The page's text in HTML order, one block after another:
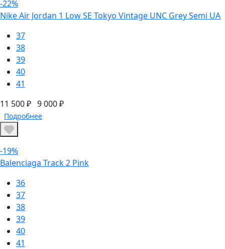
-22%
Nike Air Jordan 1 Low SE Tokyo Vintage UNC Grey Semi UA
37
38
39
40
41
11 500 ₽ 9 000 ₽
Подробнее
-19%
Balenciaga Track 2 Pink
36
37
38
39
40
41